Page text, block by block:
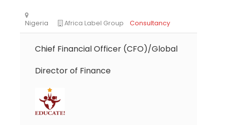
Chief Financial Officer (CFO)/Global
Director of Finance